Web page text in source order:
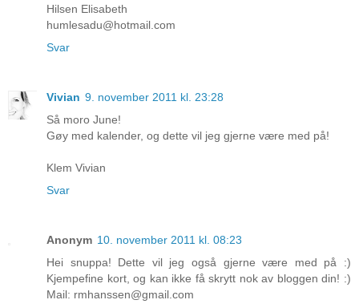
Hilsen Elisabeth
humlesadu@hotmail.com
Svar
Vivian 9. november 2011 kl. 23:28
Så moro June!
Gøy med kalender, og dette vil jeg gjerne være med på!
Klem Vivian
Svar
Anonym 10. november 2011 kl. 08:23
Hei snuppa! Dette vil jeg også gjerne være med på :)
Kjempefine kort, og kan ikke få skrytt nok av bloggen din! :)
Mail: rmhanssen@gmail.com